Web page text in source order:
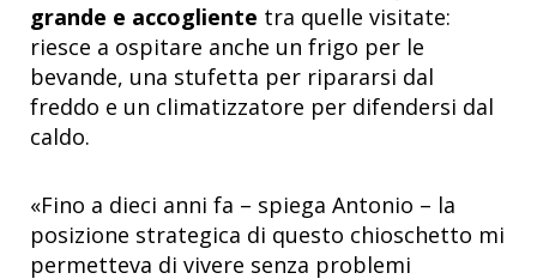
grande e accogliente tra quelle visitate:
riesce a ospitare anche un frigo per le
bevande, una stufetta per ripararsi dal
freddo e un climatizzatore per difendersi dal
caldo.
«Fino a dieci anni fa – spiega Antonio – la
posizione strategica di questo chioschetto mi
permetteva di vivere senza problemi